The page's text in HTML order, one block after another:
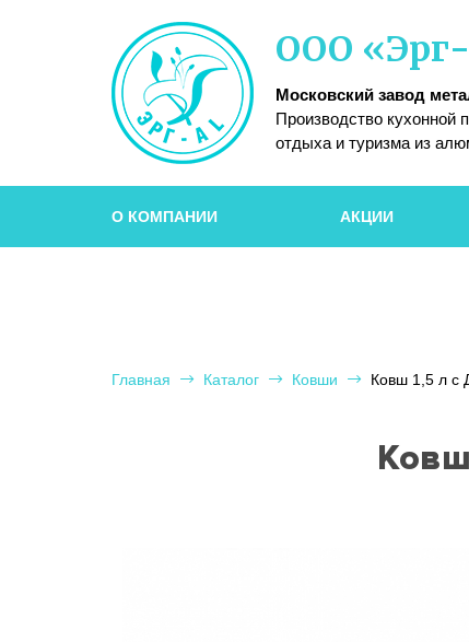
завод
металлической
ООО
Московский завод
Производство кухонной
отдыха и туризма из
О КОМПАНИИ АКЦИИ
Главная Каталог Ковши Ковш 1,5 л с